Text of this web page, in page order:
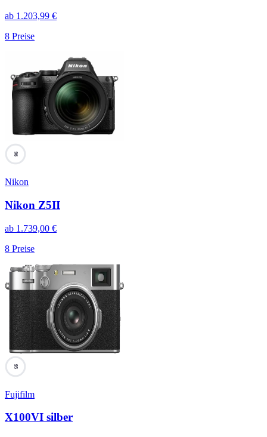
ab 1.203,99 €
8 Preise
96
Nikon
Nikon Z5II
ab 1.739,00 €
8 Preise
95
Fujifilm
X100VI silber